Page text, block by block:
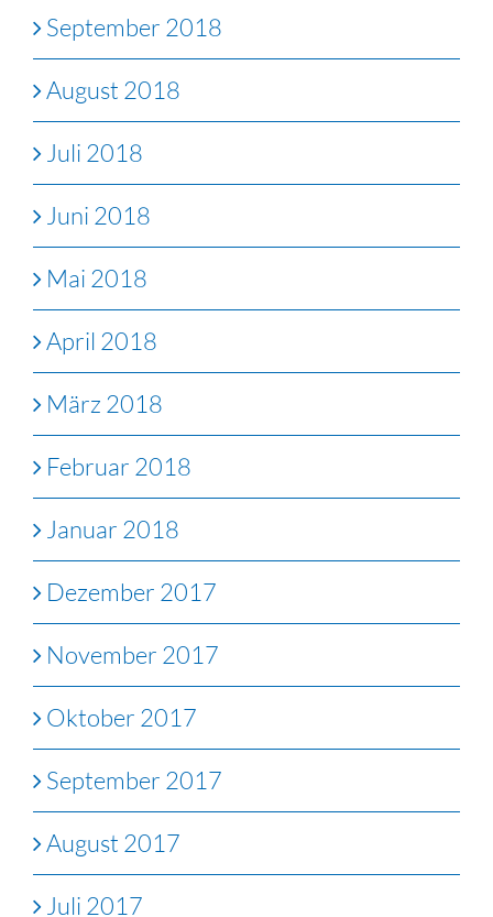
September 2018
August 2018
Juli 2018
Juni 2018
Mai 2018
April 2018
März 2018
Februar 2018
Januar 2018
Dezember 2017
November 2017
Oktober 2017
September 2017
August 2017
Juli 2017